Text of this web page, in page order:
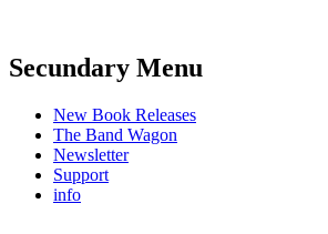
Secundary Menu
New Book Releases
The Band Wagon
Newsletter
Support
info